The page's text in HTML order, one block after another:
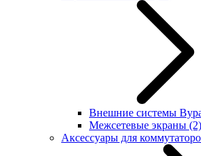
Внешние системы
Межсетевые экраны (2)
Аксессуары для